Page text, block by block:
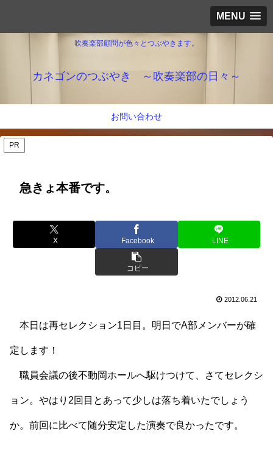
MENU
吹奏楽部顧問が色々とつぶやきます。
カネゴンのつぶやき ～吹奏楽部の日々～
お問い合わせ
PR
急きょ本番です。
X Facebook LINE
コピー
2012.06.21
本日は再セレクション1日目。明日でA部メンバーが確
定します！
職員会議の後不動岡ホールへ駆けつけて、さてセレクシ
ョン。やはり2回目とあって少しは落ち着いたでしょう
か。前回に比べて随分安定した演奏で良かったです。